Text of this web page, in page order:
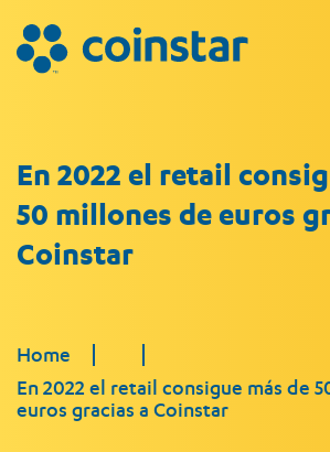
En 2022 el retail
50 millones de euros
Coinstar
Home
En 2022 el retail consigue más de
euros gracias a Coinstar